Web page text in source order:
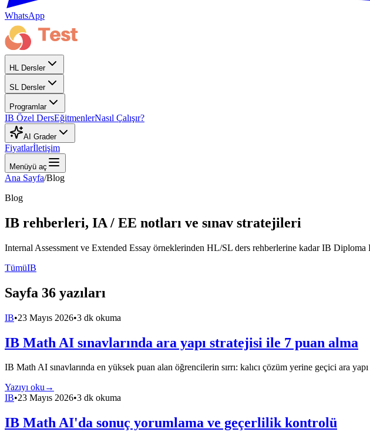
WhatsApp
HL Dersler
SL Dersler
Programlar
IB Özel DersEğitmenlerNasıl Çalışır?
AI Grader
Fiyatlarİletişim
Menüyü aç
Ana Sayfa/Blog
Blog
IB rehberleri, IA / EE notları ve sınav stratejileri
Internal Assessment ve Extended Essay örneklerinden HL/SL ders rehberlerine kadar IB Diploma
TümüIB
Sayfa 36 yazıları
IB•23 Mayıs 2026•3 dk okuma
IB Math AI sınavlarında ara yapı stratejisi ile 7 puan alma
IB Math AI sınavlarında en yüksek puan alan öğrencilerin sırrı: kalıcı çözüm yerine geçici ara
Yazıyı oku→
IB•23 Mayıs 2026•3 dk okuma
IB Math AI'da sonuç yorumlama ve geçerlilik kontrolü